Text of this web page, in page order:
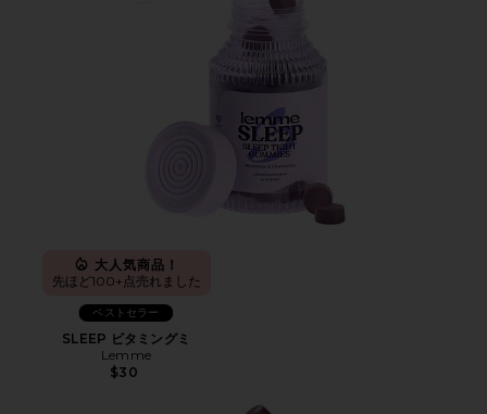
大人気商品！
先ほど100+点売れました
ベストセラー
SLEEP ビタミングミ
Lemme
$30